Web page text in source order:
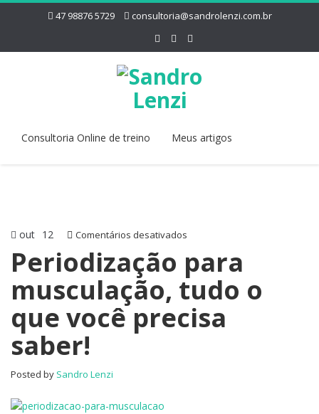
47 98876 5729 consultoria@sandrolenzi.com.br
Consultoria Online de treino Meus artigos
out 12 Comentários desativados
para
musculação,
tudo
que
Periodização para
musculação, tudo o
que você precisa
saber!
Posted by Sandro Lenzi